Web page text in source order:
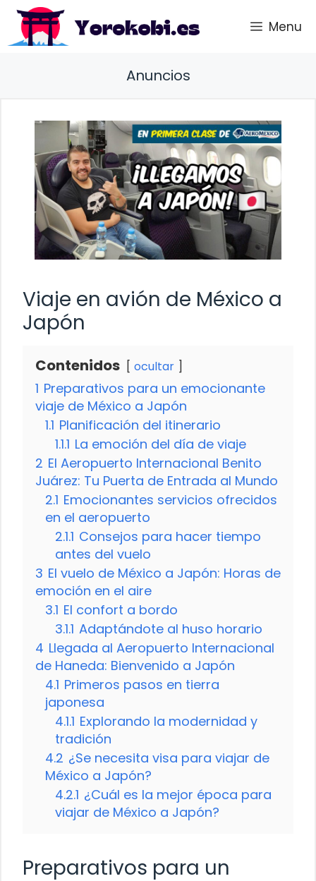
Saltar
contenido
Menu
Anuncios
Viaje en avión de México a
Japón
Contenidos ocultar
1 Preparativos para un emocionante
viaje de México a Japón
1.1 Planificación del itinerario
1.1.1 La emoción del día de viaje
2 El Aeropuerto Internacional Benito
Juárez: Tu Puerta de Entrada al Mundo
2.1 Emocionantes servicios ofrecidos
en el aeropuerto
2.1.1 Consejos para hacer tiempo
antes del vuelo
3 El vuelo de México a Japón: Horas de
emoción en el aire
3.1 El confort a bordo
3.1.1 Adaptándote al huso horario
4 Llegada al Aeropuerto Internacional
de Haneda: Bienvenido a Japón
4.1 Primeros pasos en tierra
japonesa
4.1.1 Explorando la modernidad y
tradición
4.2 ¿Se necesita visa para viajar de
México a Japón?
4.2.1 ¿Cuál es la mejor época para
viajar de México a Japón?
Preparativos para un